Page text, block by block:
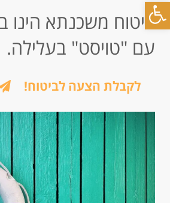
פתח
סרגל
נגישות
ביטוח משכנתא הינו
עם "טויסט" בעלילה.
לקבלת הצעה לביטוח!